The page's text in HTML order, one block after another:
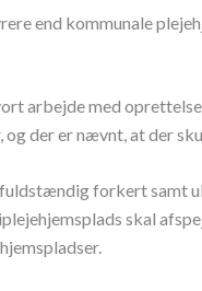
end kommunale
arbejde med
og der er nævnt, at der
forkert
skal